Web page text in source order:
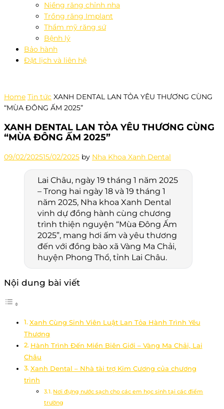
Niềng răng chỉnh nha
Trồng răng Implant
Thẩm mỹ răng sứ
Bệnh lý
Bảo hành
Đặt lịch và liên hệ
Home Tin tức XANH DENTAL LAN TỎA YÊU THƯƠNG CÙNG
“MÙA ĐÔNG ẤM 2025”
XANH DENTAL LAN TỎA YÊU THƯƠNG CÙNG
“MÙA ĐÔNG ẤM 2025”
09/02/202515/02/2025 by Nha Khoa Xanh Dental
Lai Châu, ngày 19 tháng 1 năm 2025
– Trong hai ngày 18 và 19 tháng 1
năm 2025, Nha khoa Xanh Dental
vinh dự đồng hành cùng chương
trình thiện nguyện “Mùa Đông Ấm
2025”, mang hơi ấm và yêu thương
đến với đồng bào xã Vàng Ma Chải,
huyện Phong Thổ, tỉnh Lai Châu.
Nội dung bài viết
Xanh Cùng Sinh Viên Luật Lan Tỏa Hành Trình Yêu
Thương
Hành Trình Đến Miền Biên Giới – Vàng Ma Chải, Lai
Châu
Xanh Dental – Nhà tài trợ Kim Cương của chương
trình
Nơi đựng nước sạch cho các em học sinh tại các điểm
trường